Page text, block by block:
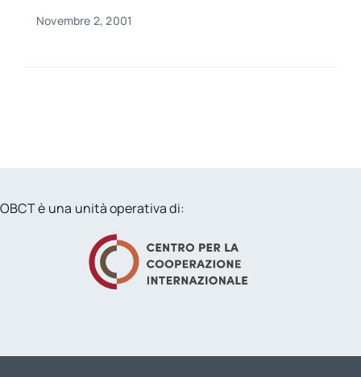
Novembre 2, 2001
OBCT è una unità operativa di: